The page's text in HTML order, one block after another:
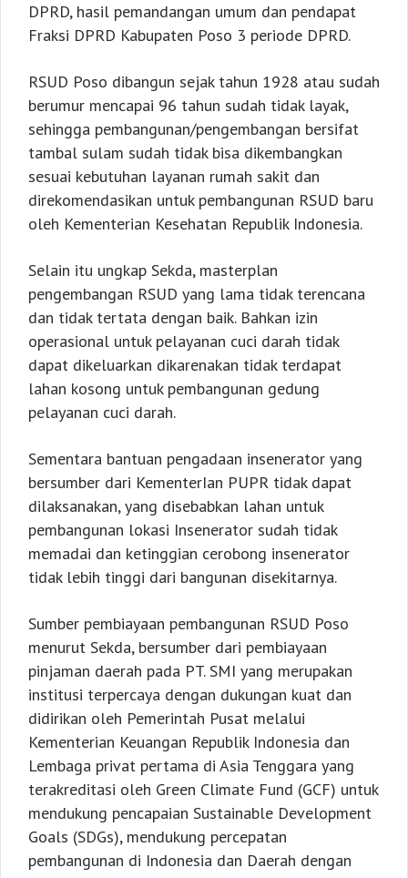
DPRD, hasil pemandangan umum dan pendapat
Fraksi DPRD Kabupaten Poso 3 periode DPRD.
RSUD Poso dibangun sejak tahun 1928 atau sudah
berumur mencapai 96 tahun sudah tidak layak,
sehingga pembangunan/pengembangan bersifat
tambal sulam sudah tidak bisa dikembangkan
sesuai kebutuhan layanan rumah sakit dan
direkomendasikan untuk pembangunan RSUD baru
oleh Kementerian Kesehatan Republik Indonesia.
Selain itu ungkap Sekda, masterplan
pengembangan RSUD yang lama tidak terencana
dan tidak tertata dengan baik. Bahkan izin
operasional untuk pelayanan cuci darah tidak
dapat dikeluarkan dikarenakan tidak terdapat
lahan kosong untuk pembangunan gedung
pelayanan cuci darah.
Sementara bantuan pengadaan insenerator yang
bersumber dari KementerIan PUPR tidak dapat
dilaksanakan, yang disebabkan lahan untuk
pembangunan lokasi Insenerator sudah tidak
memadai dan ketinggian cerobong insenerator
tidak lebih tinggi dari bangunan disekitarnya.
Sumber pembiayaan pembangunan RSUD Poso
menurut Sekda, bersumber dari pembiayaan
pinjaman daerah pada PT. SMI yang merupakan
institusi terpercaya dengan dukungan kuat dan
didirikan oleh Pemerintah Pusat melalui
Kementerian Keuangan Republik Indonesia dan
Lembaga privat pertama di Asia Tenggara yang
terakreditasi oleh Green Climate Fund (GCF) untuk
mendukung pencapaian Sustainable Development
Goals (SDGs), mendukung percepatan
pembangunan di Indonesia dan Daerah dengan